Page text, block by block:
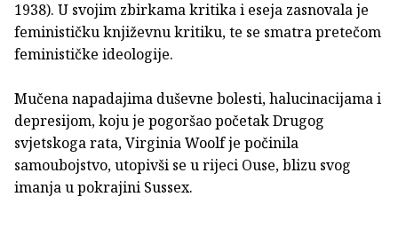
1938). U svojim zbirkama kritika i eseja zasnovala je
feminističku književnu kritiku, te se smatra pretečom
feminističke ideologije.
Mučena napadajima duševne bolesti, halucinacijama i
depresijom, koju je pogoršao početak Drugog
svjetskoga rata, Virginia Woolf je počinila
samoubojstvo, utopivši se u rijeci Ouse, blizu svog
imanja u pokrajini Sussex.